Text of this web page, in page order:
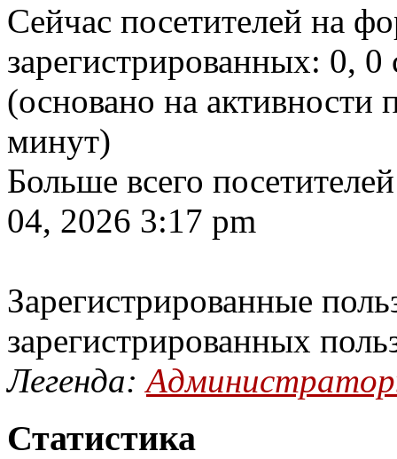
Сейчас посетителей на
зарегистрированных: 0,
(основано на активности
минут)
Больше всего
04, 2026 3:17 pm
Зарегистрированные
зарегистрированных
Легенда:
Статистика